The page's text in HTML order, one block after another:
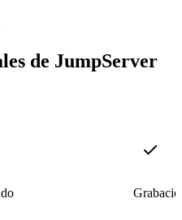
de JumpServer